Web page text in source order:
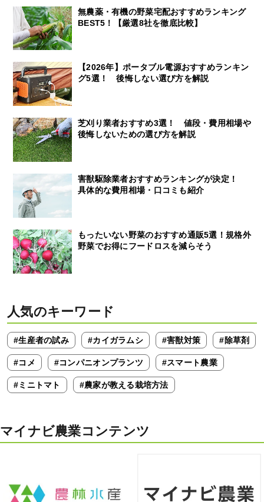
無農薬・有機の野菜宅配おすすめランキング
BEST5！【厳選8社を徹底比較】
【2026年】ポータブル電源おすすめランキン
グ5選！ 後悔しない選び方を解説
芝刈り業者おすすめ3選！ 値段・費用相場や
後悔しないための選び方を解説
害獣駆除業者おすすめランキングが決定！
具体的な費用相場・口コミも紹介
もったいない野菜のおすすめ通販5選！規格外
野菜でお得にフードロスを減らそう
人気のキーワード
#生産者の試み #カイガラムシ #害獣対策 #除草剤
#コメ #コンパニオンプランツ #スマート農業
#ミニトマト #農家が教える栽培方法
マイナビ農業コンテンツ